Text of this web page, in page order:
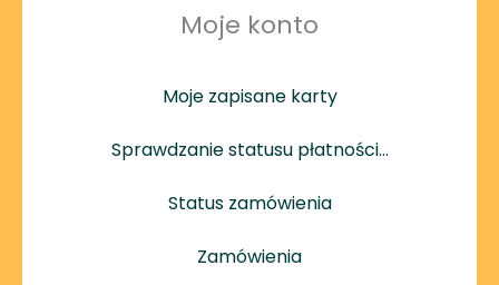
Moje konto
Moje zapisane karty
Sprawdzanie statusu płatności…
Status zamówienia
Zamówienia